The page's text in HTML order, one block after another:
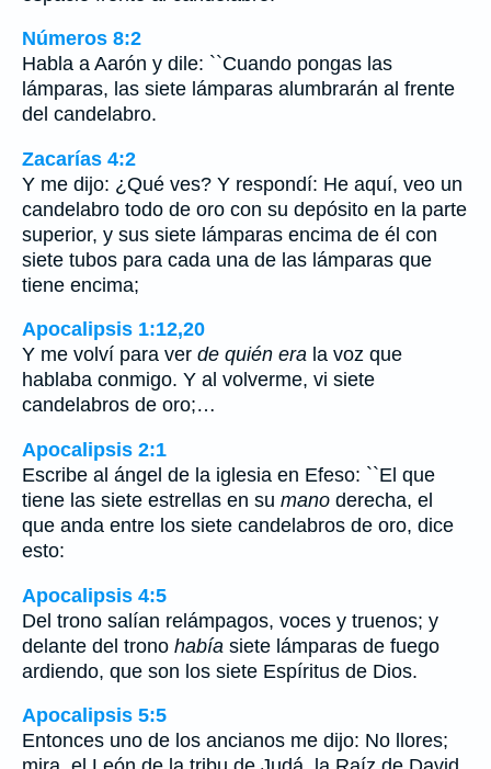
Números 8:2
Habla a Aarón y dile: ``Cuando pongas las
lámparas, las siete lámparas alumbrarán al frente
del candelabro.
Zacarías 4:2
Y me dijo: ¿Qué ves? Y respondí: He aquí, veo un
candelabro todo de oro con su depósito en la parte
superior, y sus siete lámparas encima de él con
siete tubos para cada una de las lámparas que
tiene encima;
Apocalipsis 1:12,20
Y me volví para ver de quién era la voz que
hablaba conmigo. Y al volverme, vi siete
candelabros de oro;…
Apocalipsis 2:1
Escribe al ángel de la iglesia en Efeso: ``El que
tiene las siete estrellas en su mano derecha, el
que anda entre los siete candelabros de oro, dice
esto:
Apocalipsis 4:5
Del trono salían relámpagos, voces y truenos; y
delante del trono había siete lámparas de fuego
ardiendo, que son los siete Espíritus de Dios.
Apocalipsis 5:5
Entonces uno de los ancianos me dijo: No llores;